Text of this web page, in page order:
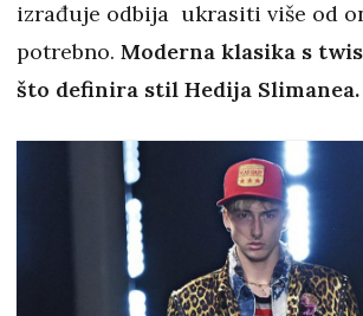
izrađuje odbija ukrasiti više od
potrebno. Moderna klasika s
što definira stil Hedija Slimanea.